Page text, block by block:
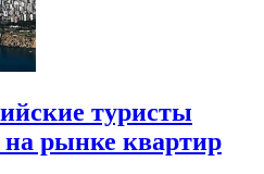
туристы
рынке квартир